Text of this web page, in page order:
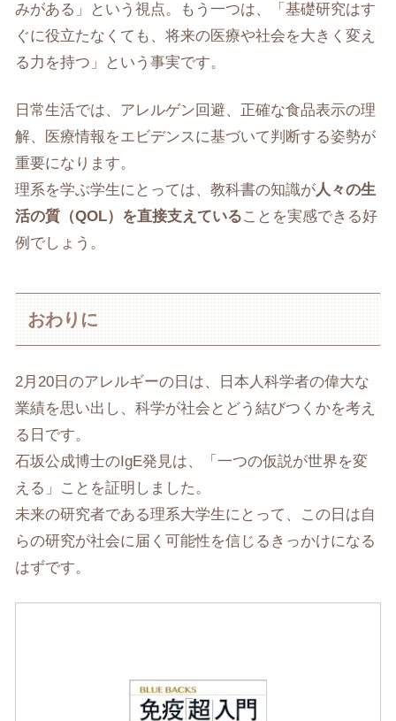
みがある」という視点。もう一つは、「基礎研究はす
ぐに役立たなくても、将来の医療や社会を大きく変え
る力を持つ」という事実です。
日常生活では、アレルゲン回避、正確な食品表示の理
解、医療情報をエビデンスに基づいて判断する姿勢が
重要になります。
理系を学ぶ学生にとっては、教科書の知識が人々の生
活の質（QOL）を直接支えていることを実感できる好
例でしょう。
おわりに
2月20日のアレルギーの日は、日本人科学者の偉大な
業績を思い出し、科学が社会とどう結びつくかを考え
る日です。
石坂公成博士のIgE発見は、「一つの仮説が世界を変
える」ことを証明しました。
未来の研究者である理系大学生にとって、この日は自
らの研究が社会に届く可能性を信じるきっかけになる
はずです。